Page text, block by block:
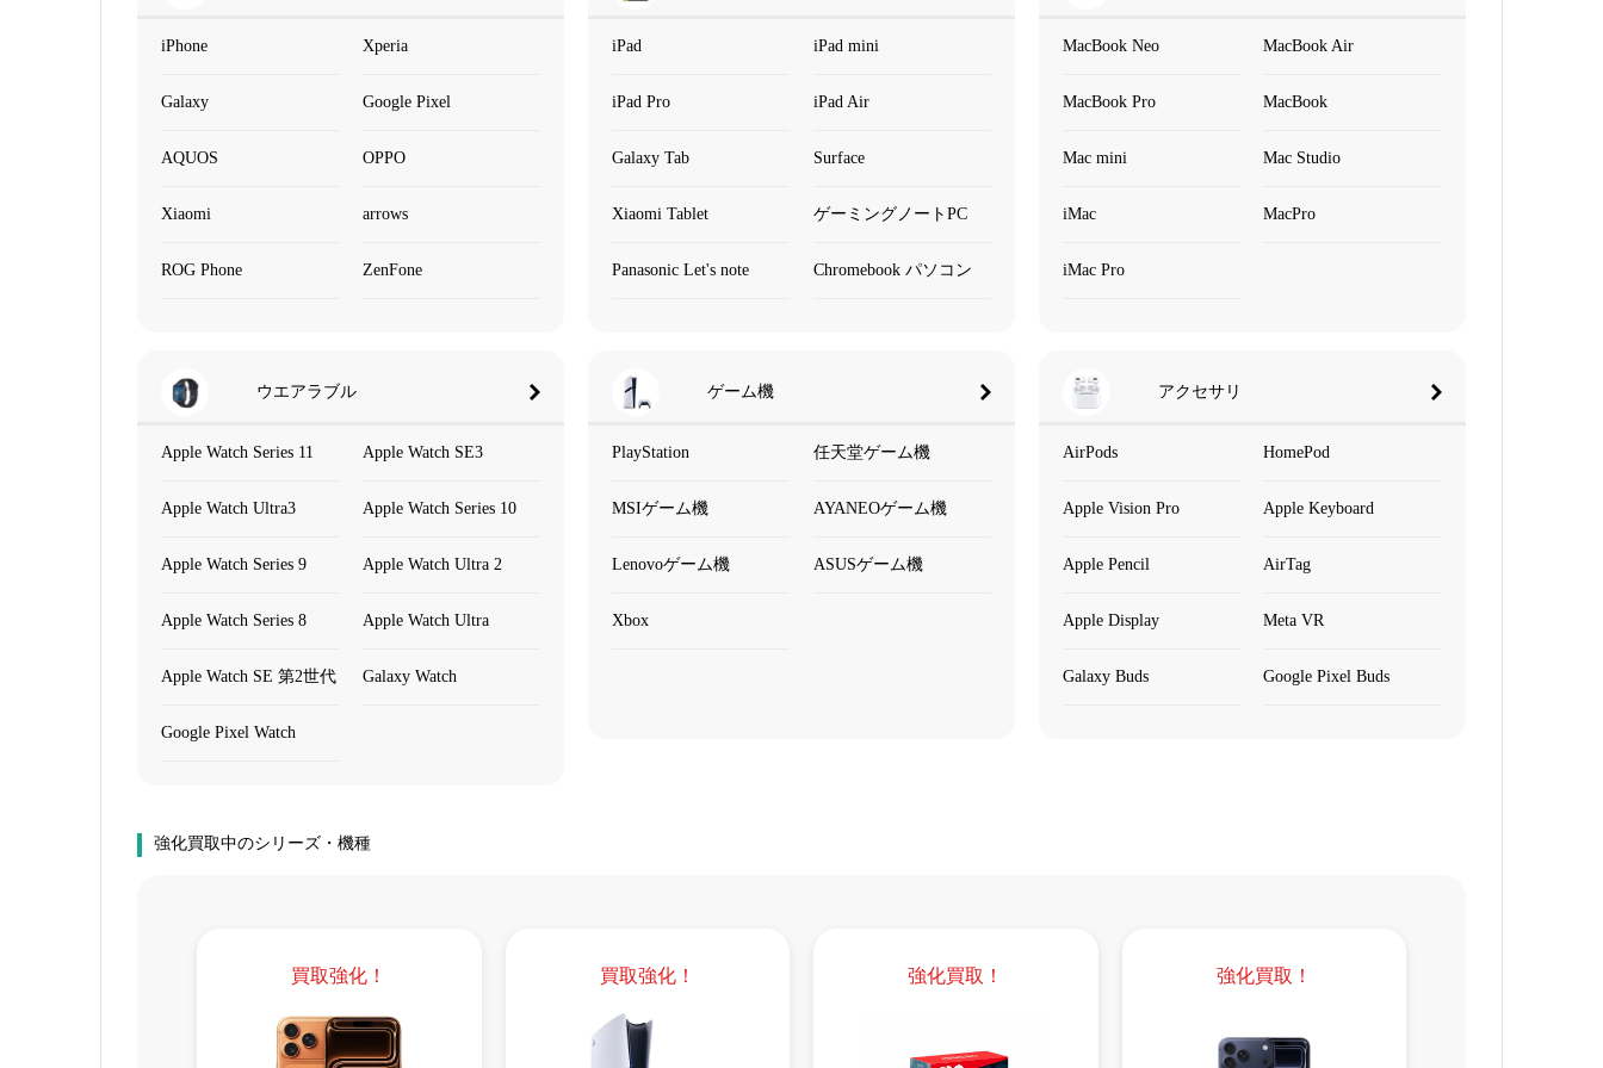
iPhone Xperia
Galaxy Google Pixel
AQUOS OPPO
Xiaomi arrows
ROG Phone ZenFone
iPad iPad mini
iPad Pro iPad Air
Galaxy Tab Surface
Xiaomi Tablet ゲーミングノートPC
Panasonic Let's note Chromebook パソコン
MacBook Neo MacBook Air
MacBook Pro MacBook
Mac mini Mac Studio
iMac MacPro
iMac Pro
ウエアラブル
Apple Watch Series 11 Apple Watch SE3
Apple Watch Ultra3 Apple Watch Series 10
Apple Watch Series 9 Apple Watch Ultra 2
Apple Watch Series 8 Apple Watch Ultra
Apple Watch SE 第2世代 Galaxy Watch
Google Pixel Watch
ゲーム機
PlayStation 任天堂ゲーム機
MSIゲーム機 AYANEOゲーム機
Lenovoゲーム機 ASUSゲーム機
Xbox
アクセサリ
AirPods HomePod
Apple Vision Pro Apple Keyboard
Apple Pencil AirTag
Apple Display Meta VR
Galaxy Buds Google Pixel Buds
強化買取中のシリーズ・機種
買取強化！ 買取強化！ 強化買取！ 強化買取！